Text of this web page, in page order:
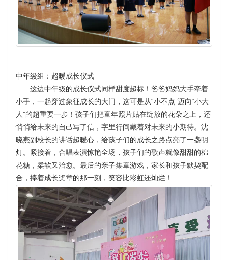
中年级组：超暖成长仪式
这边中年级的成长仪式同样甜度超标！爸爸妈妈大手牵着
小手，一起穿过象征成长的大门，这可是从“小不点”迈向“小大
人”的超重要一步！孩子们把童年照片贴在绽放的花朵之上，还
悄悄给未来的自己写了信，字里行间藏着对未来的小期待。沈
晓燕副校长的讲话超暖心，给孩子们的成长之路点亮了一盏明
灯。紧接着，合唱表演惊艳全场，孩子们的歌声就像甜甜的棉
花糖，柔软又治愈。最后的亲子集章游戏，家长和孩子默契配
合，捧着成长奖章的那一刻，笑容比彩虹还灿烂！